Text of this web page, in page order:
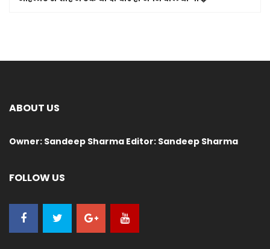
ABOUT US
Owner: Sandeep Sharma Editor: Sandeep Sharma
FOLLOW US